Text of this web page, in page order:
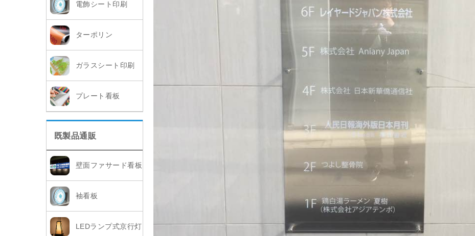
電飾シート印刷
ターポリン
ガラスシート印刷
プレート看板
既製品通販
壁面ファサード看板
袖看板
LEDランプ式京行灯